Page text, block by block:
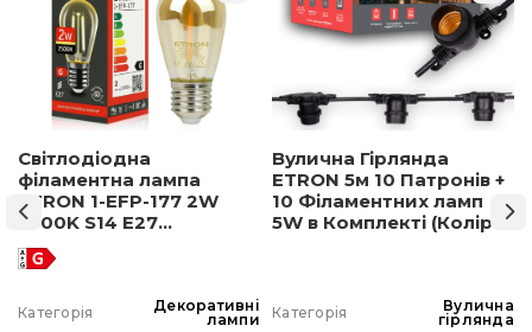
Світлодіодна
філаментна лампа
ETRON 1-EFP-177 2W
2500K S14 E27
позолочене скло
Категорія
Декоративні
лампи
Вулична Гірлянда
ETRON 5м 10 Патронів +
10 Філаментних ламп
5W в Комплекті (Колір
Категорія
Вулична
гірлянда